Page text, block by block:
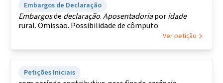
Embargos de Declaração
Embargosde declaração.Aposentadoriaporidade
rural. Omissão. Possibilidade de cômputo
Ver petição
Petições Iniciais